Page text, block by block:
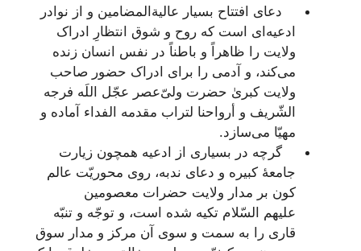
دعای افتتاح بسیار عالیة‌المضامین و از نوادر
ادعیه‌ای است که روح و شوق انتظارِ ادراک
ولایت را ظاهراً و باطناً در نفس انسان زنده
می‌کند، و آدمی را برای ادراک حضور صاحب
ولایت کبریٰ حضرت ولیّ‌عصر عجّل اللَه فرجه
الشّریف و أرواحنا لتراب مقدمه الفداء آماده و
مهیّا می‌سازد.
گرچه در بسیاری از ادعیه همچون زیارت
جامعۀ کبیره و دعای ندبه، روی محوریّت عالم
کون بر مدار ولایت حضرات معصومین
علیهم السّلام تکیه شده است، و توجّه و تنبّه
قاری را به سمت و سوی آن مرکز و مدار سوق